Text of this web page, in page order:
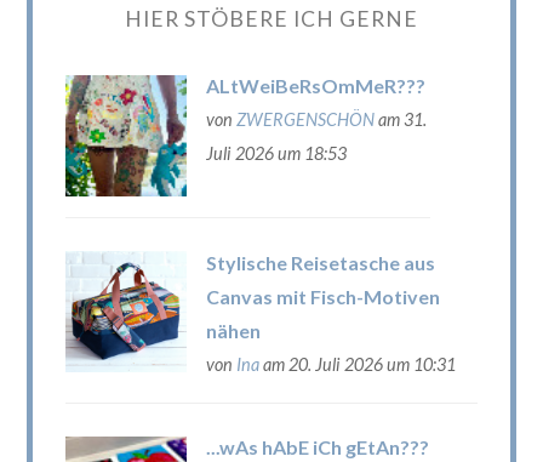
HIER STÖBERE ICH GERNE
ALtWeiBeRsOmMeR???
von ZWERGENSCHÖNam 31.
Juli 2026 um 18:53
Stylische Reisetasche aus
Canvas mit Fisch-Motiven
nähen
von Inaam 20. Juli 2026 um 10:31
...wAs hAbE iCh gEtAn???